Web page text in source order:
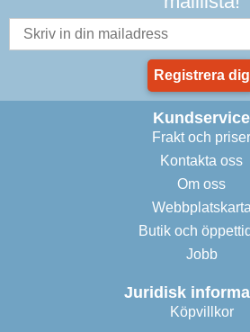
Registrera dig
Kundservice
Frakt och priser
Kontakta oss
Om oss
Webbplatskarta
Butik och
Jobb
Juridisk
Köpvillkor